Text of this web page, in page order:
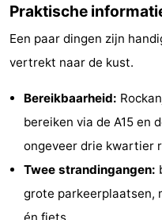
Praktische
Een paar dingen zijn
vertrekt naar de kust.
Bereikbaarheid:
bereiken via de A15 en
ongeveer drie kwartier
Twee strandingangen:
grote parkeerplaatsen,